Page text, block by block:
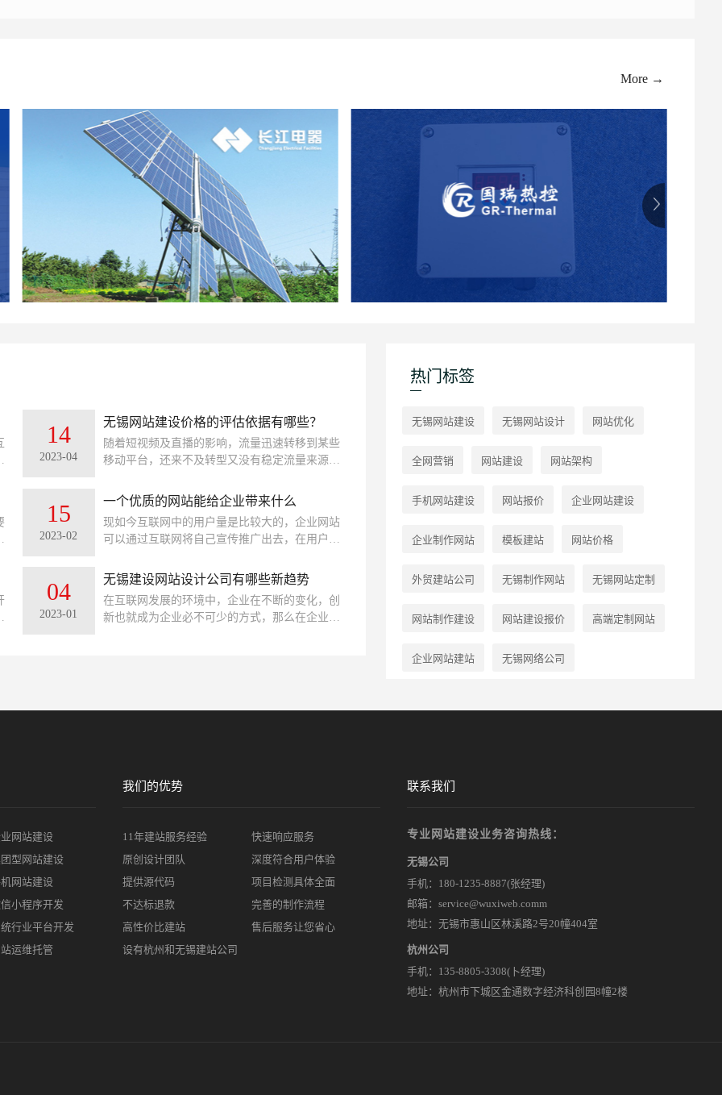
More →
14
2023-04
无锡网站建设价格的评估依据有哪些？
随着短视频及直播的影响，流量迅速转移到某些
移动平台，还来不及转型又没有稳定流量来源的
的市场虽然急剧萎缩，却也还有一定的市场需
求，网站制作的价格也是良莠不齐。有很多客户
就纳闷了，同样一个网站设计，为什么做网站公
司报出来的价格相差那么大呢？下面就来说说，
15
2023-02
一个优质的网站能给企业带来什么
现如今互联网中的用户量是比较大的，企业网站
可以通过互联网将自己宣传推广出去，在用户想
的企业，那么你的企业官网就能起到流量承载的
作用。
04
2023-01
无锡建设网站设计公司有哪些新趋势
在互联网发展的环境中，企业在不断的变化，创
新也就成为企业必不可少的方式，那么在企业网
热门标签
无锡网站建设 无锡网站设计 网站优化
全网营销 网站建设 网站架构
手机网站建设 网站报价 企业网站建设
企业制作网站 模板建站 网站价格
外贸建站公司 无锡制作网站 无锡网站定制
网站制作建设 网站建设报价 高端定制网站
企业网站建站 无锡网络公司
网站建设
型网站建设
网站建设
小程序开发
行业平台开发
运维托管
我们的优势
11年建站服务经验
快速响应服务
原创设计团队
深度符合用户体验
提供源代码
项目检测具体全面
不达标退款
完善的制作流程
高性价比建站
售后服务让您省心
设有杭州和无锡建站公司
联系我们
专业网站建设业务咨询热线：
无锡公司
手机： 180-1235-8887(张经理)
邮箱：service@wuxiweb.comm
地址：无锡市惠山区林溪路2号20幢404室
杭州公司
手机：135-8805-3308(卜经理)
地址：杭州市下城区金通数字经济科创园8幢2楼